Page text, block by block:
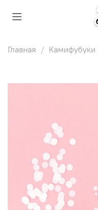
Главная Камифубуки